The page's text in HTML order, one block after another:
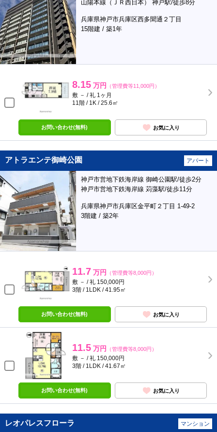
山陽本線（ＪＲ西日本） 神戸駅/徒歩8分
兵庫県神戸市兵庫区西多聞通２丁目
15階建 / 築1年
8.15 万円 （管理費等11,000円）
敷 － / 礼 1ヶ月
11階 / 1K / 25.6㎡
お問い合わせ(無料) お気に入り
アトラエンテ御崎公園 アパート
神戸市営地下鉄海岸線 御崎公園駅/徒歩2分
神戸市営地下鉄海岸線 苅藻駅/徒歩11分
兵庫県神戸市兵庫区金平町２丁目 1-49-2
3階建 / 築2年
11.7 万円 （管理費等8,000円）
敷 － / 礼 150,000円
3階 / 1LDK / 41.95㎡
お問い合わせ(無料) お気に入り
11.5 万円 （管理費等8,000円）
敷 － / 礼 150,000円
3階 / 1LDK / 41.67㎡
お問い合わせ(無料) お気に入り
レオパレスフローラ マンション